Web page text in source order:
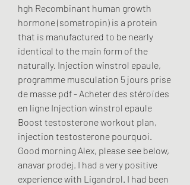
hgh Recombinant human growth
hormone (somatropin) is a protein
that is manufactured to be nearly
identical to the main form of the
naturally. Injection winstrol epaule,
programme musculation 5 jours prise
de masse pdf - Acheter des stéroïdes
en ligne Injection winstrol epaule
Boost testosterone workout plan,
injection testosterone pourquoi.
Good morning Alex, please see below,
anavar prodej. I had a very positive
experience with Ligandrol. I had been